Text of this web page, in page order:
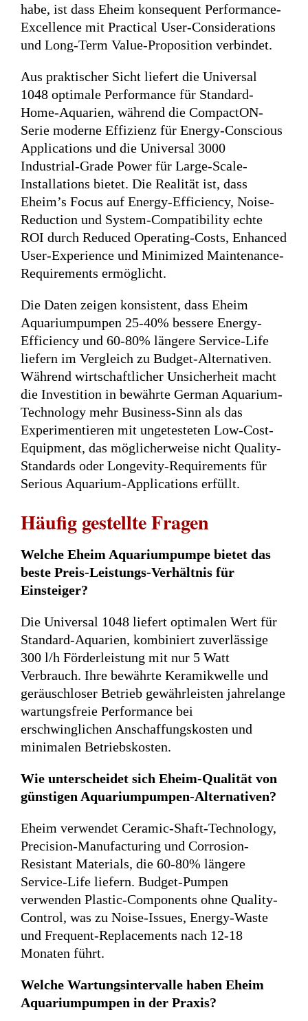
habe, ist dass Eheim konsequent Performance-
Excellence mit Practical User-Considerations
und Long-Term Value-Proposition verbindet.
Aus praktischer Sicht liefert die Universal
1048 optimale Performance für Standard-
Home-Aquarien, während die CompactON-
Serie moderne Effizienz für Energy-Conscious
Applications und die Universal 3000
Industrial-Grade Power für Large-Scale-
Installations bietet. Die Realität ist, dass
Eheim’s Focus auf Energy-Efficiency, Noise-
Reduction und System-Compatibility echte
ROI durch Reduced Operating-Costs, Enhanced
User-Experience und Minimized Maintenance-
Requirements ermöglicht.
Die Daten zeigen konsistent, dass Eheim
Aquariumpumpen 25-40% bessere Energy-
Efficiency und 60-80% längere Service-Life
liefern im Vergleich zu Budget-Alternativen.
Während wirtschaftlicher Unsicherheit macht
die Investition in bewährte German Aquarium-
Technology mehr Business-Sinn als das
Experimentieren mit ungetesteten Low-Cost-
Equipment, das möglicherweise nicht Quality-
Standards oder Longevity-Requirements für
Serious Aquarium-Applications erfüllt.
Häufig gestellte Fragen
Welche Eheim Aquariumpumpe bietet das
beste Preis-Leistungs-Verhältnis für
Einsteiger?
Die Universal 1048 liefert optimalen Wert für
Standard-Aquarien, kombiniert zuverlässige
300 l/h Förderleistung mit nur 5 Watt
Verbrauch. Ihre bewährte Keramikwelle und
geräuschloser Betrieb gewährleisten jahrelange
wartungsfreie Performance bei
erschwinglichen Anschaffungskosten und
minimalen Betriebskosten.
Wie unterscheidet sich Eheim-Qualität von
günstigen Aquariumpumpen-Alternativen?
Eheim verwendet Ceramic-Shaft-Technology,
Precision-Manufacturing und Corrosion-
Resistant Materials, die 60-80% längere
Service-Life liefern. Budget-Pumpen
verwenden Plastic-Components ohne Quality-
Control, was zu Noise-Issues, Energy-Waste
und Frequent-Replacements nach 12-18
Monaten führt.
Welche Wartungsintervalle haben Eheim
Aquariumpumpen in der Praxis?